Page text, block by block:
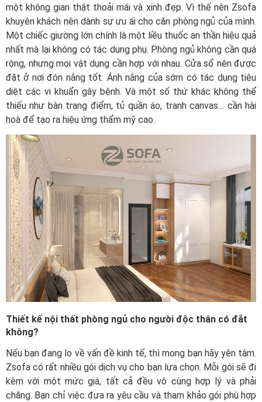
một không gian thật thoải mái và xinh đẹp. Vì thế nên Zsofa
khuyên khách nên dành sự ưu ái cho căn phòng ngủ của mình.
Một chiếc giường lớn chính là một liều thuốc an thần hiệu quả
nhất mà lại không có tác dụng phụ. Phòng ngủ không cần quá
rộng, nhưng mọi vật dụng cần hợp với nhau. Cửa sổ nên được
đặt ở nơi đón nắng tốt. Ánh nắng của sớm có tác dụng tiêu
diệt các vi khuẩn gây bệnh. Và một số thứ khác không thể
thiếu như bàn trang điểm, tủ quần áo, tranh canvas… cần hài
hoà để tạo ra hiệu ứng thẩm mỹ cao.
Thiết kế nội thất phòng ngủ cho người độc thân có đắt
không?
Nếu bạn đang lo về vấn đề kinh tế, thì mong bạn hãy yên tâm.
Zsofa có rất nhiều gói dịch vụ cho bạn lựa chọn. Mỗi gói sẽ đi
kèm với một mức giá, tất cả đều vô cùng hợp lý và phải
chăng. Bạn chỉ việc đưa ra yêu cầu và tham khảo gói phù hợp